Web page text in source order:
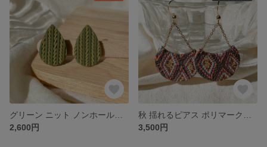
2,600円
3,500円